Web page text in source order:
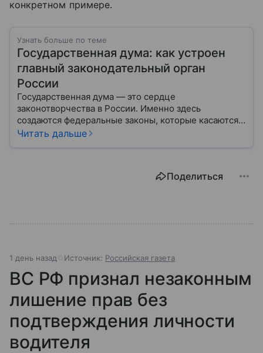
конкретном примере.
Узнать больше по теме
Государственная дума: как устроен
главный законодательный орган
России
Государственная дума — это сердце
законотворчества в России. Именно здесь
создаются федеральные законы, которые касаются
жизни каждого гражданина: от образования и
Читать дальше
Поделиться
1 день назад Источник: Российская газета
ВС РФ признал незаконным
лишение прав без
подтверждения личности
водителя